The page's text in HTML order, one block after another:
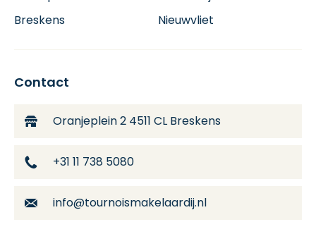
Breskens
Nieuwvliet
Contact
Oranjeplein 24511 CL Breskens
+31 11 738 5080
info@tournoismakelaardij.nl